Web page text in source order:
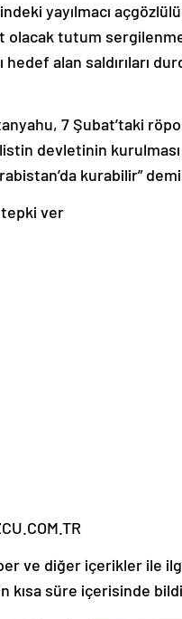
yayılmacı
olacak tutum
hedef alan saldırıları
7 Şubat’taki
devletinin
kurabilir”
ver
ve diğer içerikler ile
kısa süre içerisinde